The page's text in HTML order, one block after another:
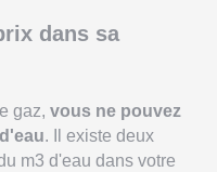
dans sa
gaz, vous ne pouvez
. Il existe deux
m3 d'eau dans votre